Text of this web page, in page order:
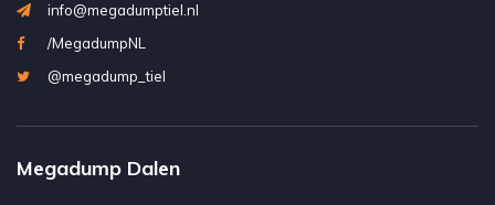
info@megadumptiel.nl
/MegadumpNL
@megadump_tiel
Megadump Dalen